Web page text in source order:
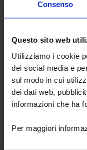
Consenso
Questo sito web
Utilizziamo i cookie
dei social media e
sul modo in cui
dei dati web,
informazioni che ha
Per maggiori
Firmware upgrade for the
MTX3x52 v2.x --> v2.11 -
METRIX ScopeNet
Scarica
ScopeNet lets you, from
- View waveforms live
- Take screenshots of the...